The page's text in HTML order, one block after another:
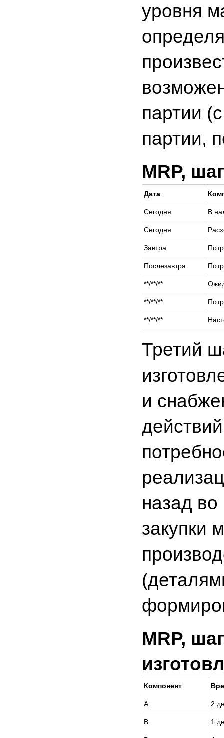
уровня
партии
партии,
MRP,
Дата
Сегодня В
Сегодня
Завтра
Послезавтра
**/**/**
**/**/**
**/**/**
Третий
и
назад
закупки
MRP,
Компонент
A 2
B 1